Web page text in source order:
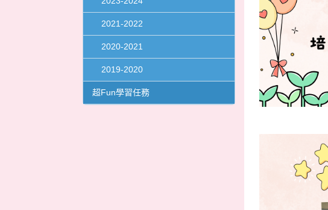
2021-2022
2020-2021
2019-2020
超Fun學習任務